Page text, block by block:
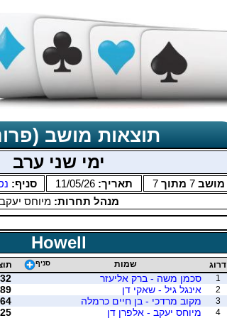
תוצאות מושב
ימי שני ערב
מושב7 מתוך7 תאריך: 11/05/26 סניף:
מנהל תחרות:מיוחס יעקב
Howell
דרוג שמות סניף
1
סכמן משה - ברק אליעזר
2
אינגל גיל - שאקי דן
3
מקוב מרדכי - בן חיים כרמלה
4
מיוחס יעקב - אלפרן דן